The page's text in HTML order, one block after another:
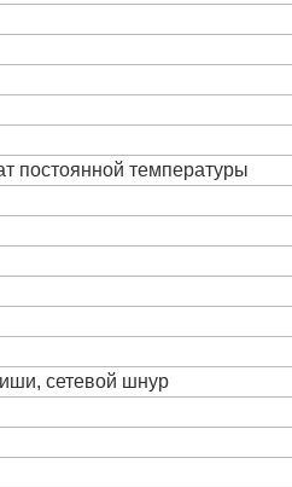
постоянной температуры
сетевой шнур